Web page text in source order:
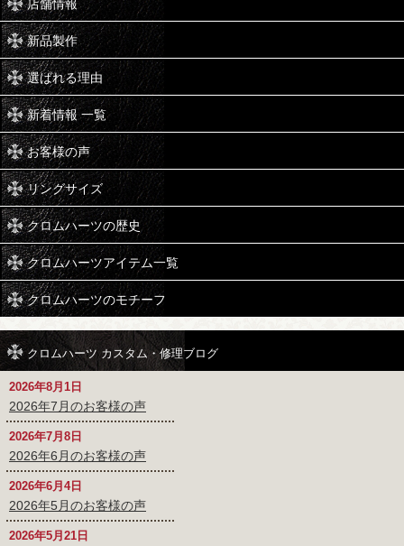
店舗情報
新品製作
選ばれる理由
新着情報 一覧
お客様の声
リングサイズ
クロムハーツの歴史
クロムハーツアイテム一覧
クロムハーツのモチーフ
クロムハーツ カスタム・修理ブログ
2026年8月1日
2026年7月のお客様の声
2026年7月8日
2026年6月のお客様の声
2026年6月4日
2026年5月のお客様の声
2026年5月21日